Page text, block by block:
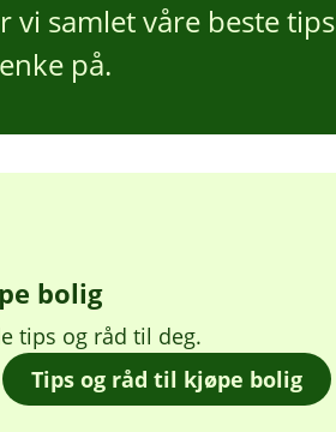
vi samlet våre beste tips
på.
bolig
tips og råd til deg.
Tips og råd til kjøpe bolig